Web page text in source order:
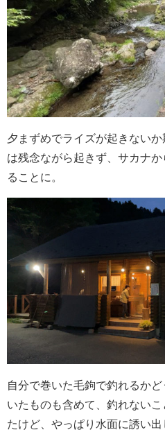
夕まずめでライズが起きない
は残念ながら起きず、サカナ
ることに。
自分で巻いた毛鉤で釣れるか
いたものも含めて、釣れない
たけど、やっぱり水面に誘い